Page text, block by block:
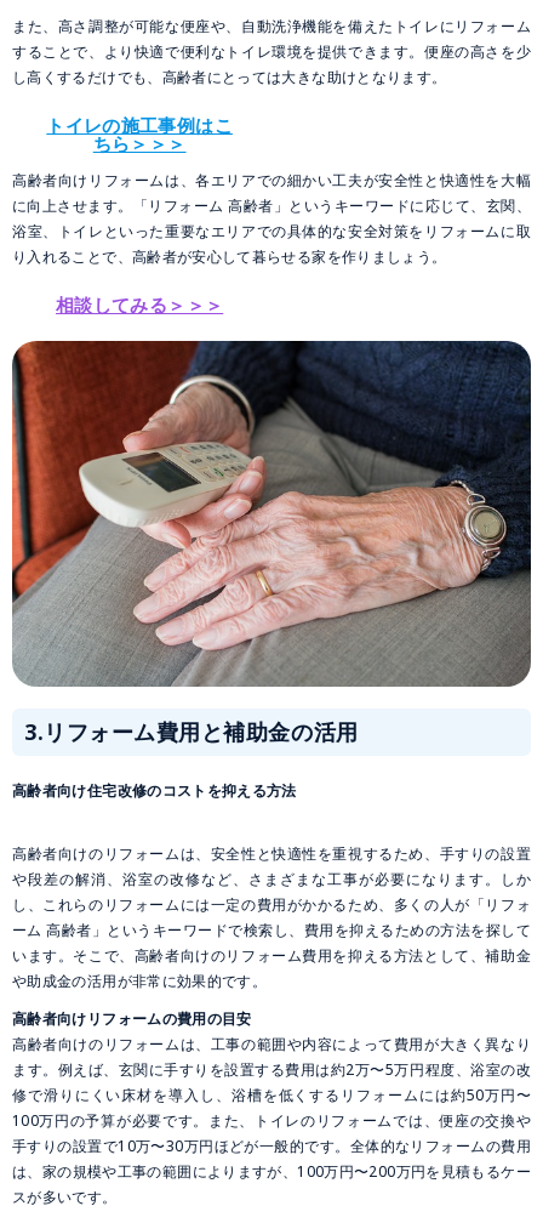
また、高さ調整が可能な便座や、自動洗浄機能を備えたトイレにリフォーム
することで、より快適で便利なトイレ環境を提供できます。便座の高さを少
し高くするだけでも、高齢者にとっては大きな助けとなります。
トイレの施工事例はこ
ちら＞＞＞
高齢者向けリフォームは、各エリアでの細かい工夫が安全性と快適性を大幅
に向上させます。「リフォーム 高齢者」というキーワードに応じて、玄関、
浴室、トイレといった重要なエリアでの具体的な安全対策をリフォームに取
り入れることで、高齢者が安心して暮らせる家を作りましょう。
相談してみる＞＞＞
3. リフォーム費用と補助金の活用
高齢者向け住宅改修のコストを抑える方法
高齢者向けのリフォームは、安全性と快適性を重視するため、手すりの設置
や段差の解消、浴室の改修など、さまざまな工事が必要になります。しか
し、これらのリフォームには一定の費用がかかるため、多くの人が「リフォ
ーム 高齢者」というキーワードで検索し、費用を抑えるための方法を探して
います。そこで、高齢者向けのリフォーム費用を抑える方法として、補助金
や助成金の活用が非常に効果的です。
高齢者向けリフォームの費用の目安
高齢者向けのリフォームは、工事の範囲や内容によって費用が大きく異なり
ます。例えば、玄関に手すりを設置する費用は約2万〜5万円程度、浴室の改
修で滑りにくい床材を導入し、浴槽を低くするリフォームには約50万円〜
100万円の予算が必要です。また、トイレのリフォームでは、便座の交換や
手すりの設置で10万〜30万円ほどが一般的です。全体的なリフォームの費用
は、家の規模や工事の範囲によりますが、100万円〜200万円を見積もるケー
スが多いです。